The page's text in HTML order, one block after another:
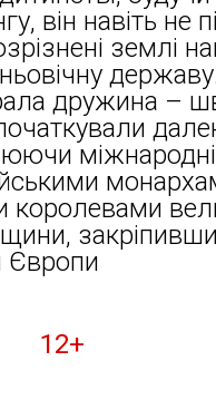
він навіть
землі
дружина –
королевами
Європи
12+